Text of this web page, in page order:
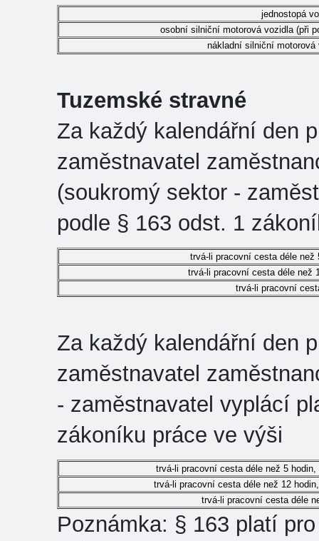
jednostopá
osobní silniční motorová vozidla (při
nákladní silniční
Tuzemské stravné
Za každý kalendářní den
zaměstnavatel
(soukromý sektor -
podle § 163 odst. 1
trvá-li pracovní cesta déle než
trvá-li pracovní cesta déle než
trvá-li pracovní
Za každý kalendářní den
zaměstnavatel
- zaměstnavatel vyplácí
zákoníku práce ve výši
trvá-li pracovní cesta déle než 5
trvá-li pracovní cesta déle než 12
trvá-li pracovní cesta déle
Poznámka: § 163 platí